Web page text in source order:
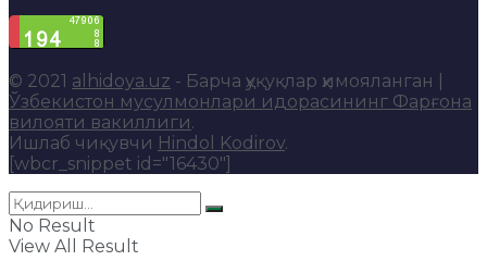
© 2021 alhidoya.uz - Барча ҳуқуқлар ҳимояланган |
Ўзбекистон мусулмонлари идорасининг Фарғона
вилояти вакиллиги.
Ишлаб чиқувчи Hindol Kodirov.
[wbcr_snippet id="16430"]
No Result
View All Result